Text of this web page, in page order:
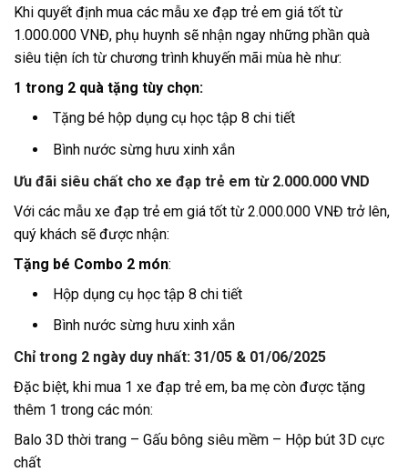
Khi quyết định mua các mẫu xe đạp trẻ em giá tốt từ
1.000.000 VNĐ, phụ huynh sẽ nhận ngay những phần quà
siêu tiện ích từ chương trình khuyến mãi mùa hè như:
1 trong 2 quà tặng tùy chọn:
Tặng bé hộp dụng cụ học tập 8 chi tiết
Bình nước sừng hưu xinh xắn
Ưu đãi siêu chất cho xe đạp trẻ em từ 2.000.000 VND
Với các mẫu xe đạp trẻ em giá tốt từ 2.000.000 VNĐ trở lên,
quý khách sẽ được nhận:
Tặng bé Combo 2 món:
Hộp dụng cụ học tập 8 chi tiết
Bình nước sừng hưu xinh xắn
Chỉ trong 2 ngày duy nhất: 31/05 & 01/06/2025
Đặc biệt, khi mua 1 xe đạp trẻ em, ba mẹ còn được tặng
thêm 1 trong các món:
Balo 3D thời trang – Gấu bông siêu mềm – Hộp bút 3D cực
chất